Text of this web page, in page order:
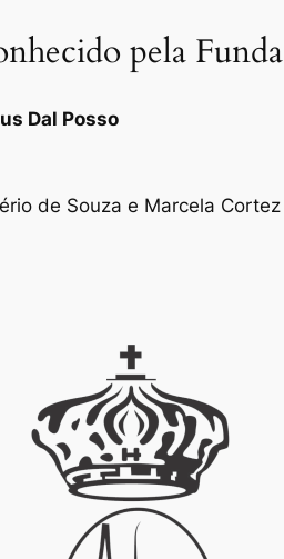
pela
Dal Posso
de Souza e Marcela